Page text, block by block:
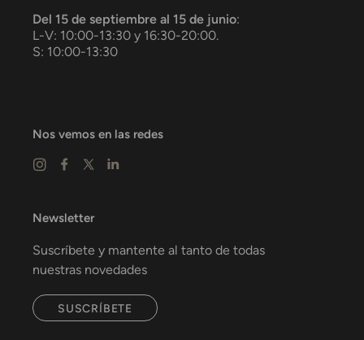
Del 15 de septiembre al 15 de junio:
L-V: 10:00-13:30 y 16:30-20:00.
S: 10:00-13:30
Nos vemos en las redes
Newsletter
Suscríbete y mantente al tanto de todas
nuestras novedades
SUSCRÍBETE